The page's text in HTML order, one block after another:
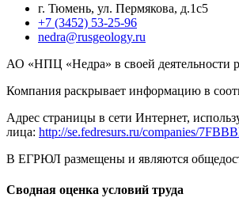
г. Тюмень, ул. Пермякова, д.1с5
+7 (3452) 53-25-96
nedra@rusgeology.ru
АО «НПЦ «Недра» в своей деятельности
Компания раскрывает информацию в
Адрес страницы в сети Интернет,
лица: http://se.fedresurs.ru/companies/
В ЕГРЮЛ размещены и являются
Сводная оценка условий труда